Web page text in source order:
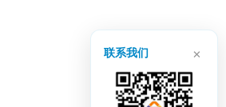
联系我们 ×